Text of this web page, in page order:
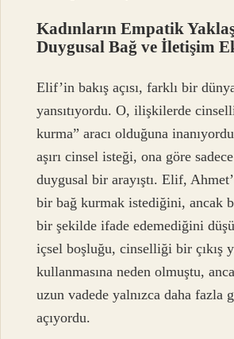
Kadınların Empatik
Duygusal Bağ ve İletişim
Elif’in bakış açısı, farklı bir
yansıtıyordu. O, ilişkilerde
kurma” aracı olduğuna
aşırı cinsel isteği, ona göre
duygusal bir arayıştı. Elif,
bir bağ kurmak istediğini, ancak
bir şekilde ifade edemediğini
içsel boşluğu, cinselliği bir çıkış
kullanmasına neden olmuştu,
uzun vadede yalnızca daha fazla
açıyordu.